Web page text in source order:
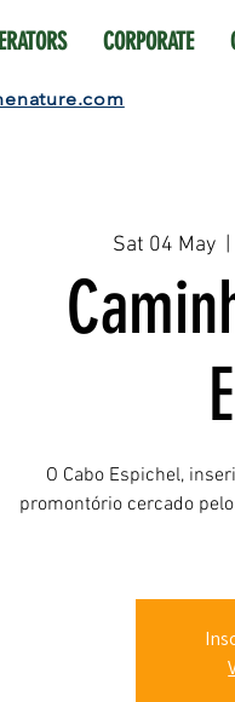
CORPORATE
Sat 04 May
O Cabo Espichel,
promontório cercado